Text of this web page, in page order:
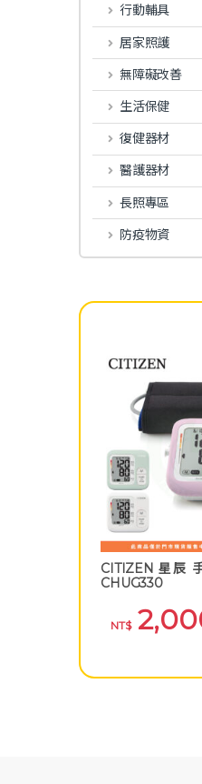
行動輔具
居家照護
無障礙改善
生活保健
復健器材
醫護器材
長照專區
防疫物資
CITIZEN 星辰
CHUG330
NT$